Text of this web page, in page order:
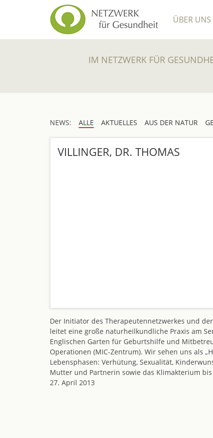
ÜBER UNS
IM NETZWERK FÜR
NEWS: ALLE AKTUELLES AUS DER NATUR
VILLINGER, DR. THOMAS
Der Initiator des Therapeutennetzwerkes und
leitet eine große naturheilkundliche Praxis am
Englischen Garten für Geburtshilfe und
Operationen (MIC-Zentrum). Wir sehen uns als
Lebensphasen: Verhütung, Sexualität,
Mutter und Partnerin sowie das Klimakterium
27. April 2013